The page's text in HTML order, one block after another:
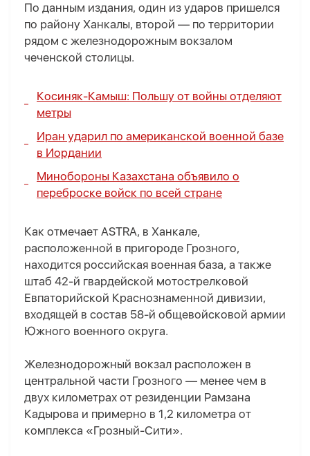
По данным издания, один из ударов пришелся
по району Ханкалы, второй — по территории
рядом с железнодорожным вокзалом
чеченской столицы.
Косиняк-Камыш: Польшу от войны отделяют
метры
Иран ударил по американской военной базе
в Иордании
Минобороны Казахстана объявило о
переброске войск по всей стране
Как отмечает ASTRA, в Ханкале,
расположенной в пригороде Грозного,
находится российская военная база, а также
штаб 42-й гвардейской мотострелковой
Евпаторийской Краснознаменной дивизии,
входящей в состав 58-й общевойсковой армии
Южного военного округа.
Железнодорожный вокзал расположен в
центральной части Грозного — менее чем в
двух километрах от резиденции Рамзана
Кадырова и примерно в 1,2 километра от
комплекса «Грозный-Сити».